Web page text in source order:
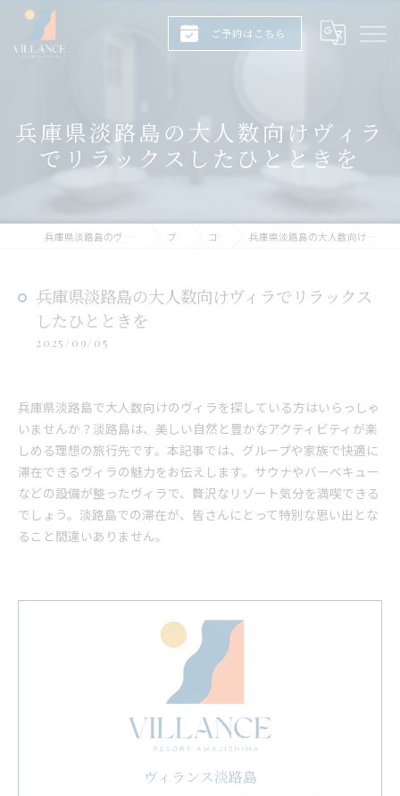
ご予約はこちら
兵庫県淡路島の大人数向けヴィラ
でリラックスしたひとときを
兵庫県淡路島のヴィラならヴィランス淡路島 ブログ コラム 兵庫県淡路島の大人数向けヴィラでリラックスしたひとときを
兵庫県淡路島の大人数向けヴィラでリラックス
したひとときを
2025/09/05
兵庫県淡路島で大人数向けのヴィラを探している方はいらっしゃ
いませんか？淡路島は、美しい自然と豊かなアクティビティが楽
しめる理想の旅行先です。本記事では、グループや家族で快適に
滞在できるヴィラの魅力をお伝えします。サウナやバーベキュー
などの設備が整ったヴィラで、贅沢なリゾート気分を満喫できる
でしょう。淡路島での滞在が、皆さんにとって特別な思い出とな
ること間違いありません。
ヴィランス淡路島